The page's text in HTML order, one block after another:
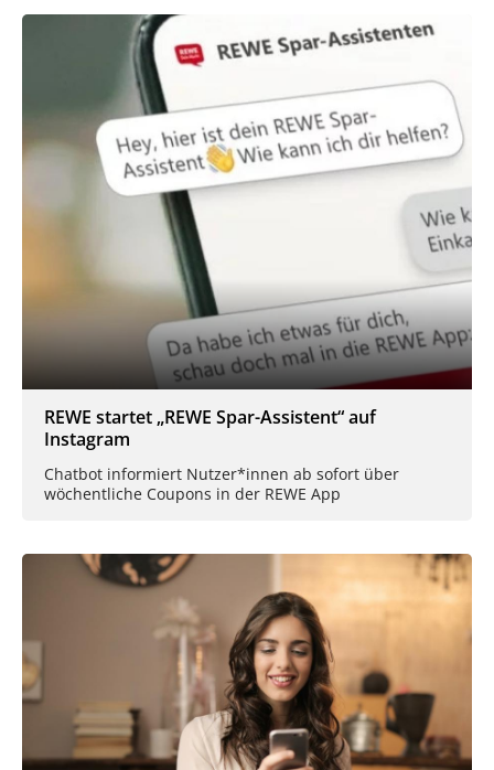
REWE startet „REWE Spar-Assistent“ auf
Instagram
Chatbot informiert Nutzer*innen ab sofort über
wöchentliche Coupons in der REWE App